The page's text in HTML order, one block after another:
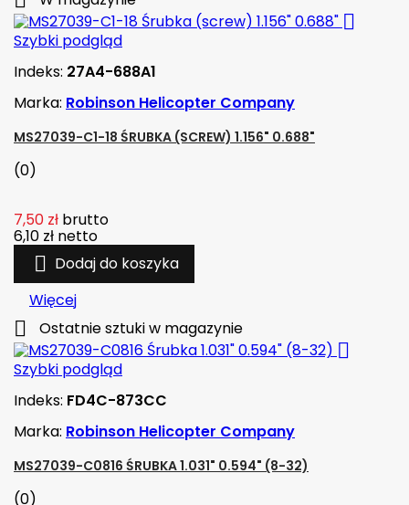

Szybki podgląd
Indeks: 27A4-688A1
Marka: Robinson Helicopter Company
MS27039-C1-18 ŚRUBKA (SCREW) 1.156" 0.688"
(0)
7,50 zł brutto
6,10 zł netto
 Dodaj do koszyka
Więcej
 Ostatnie sztuki w magazynie

Szybki podgląd
Indeks: FD4C-873CC
Marka: Robinson Helicopter Company
MS27039-C0816 ŚRUBKA 1.031" 0.594" (8-32)
(0)